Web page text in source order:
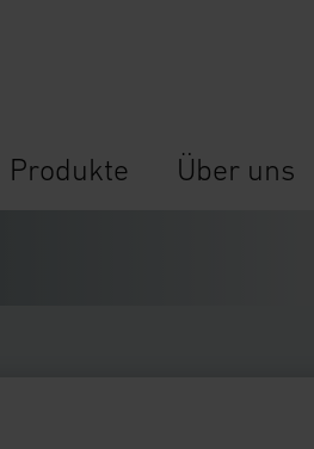
Navigation
Produkte Über uns